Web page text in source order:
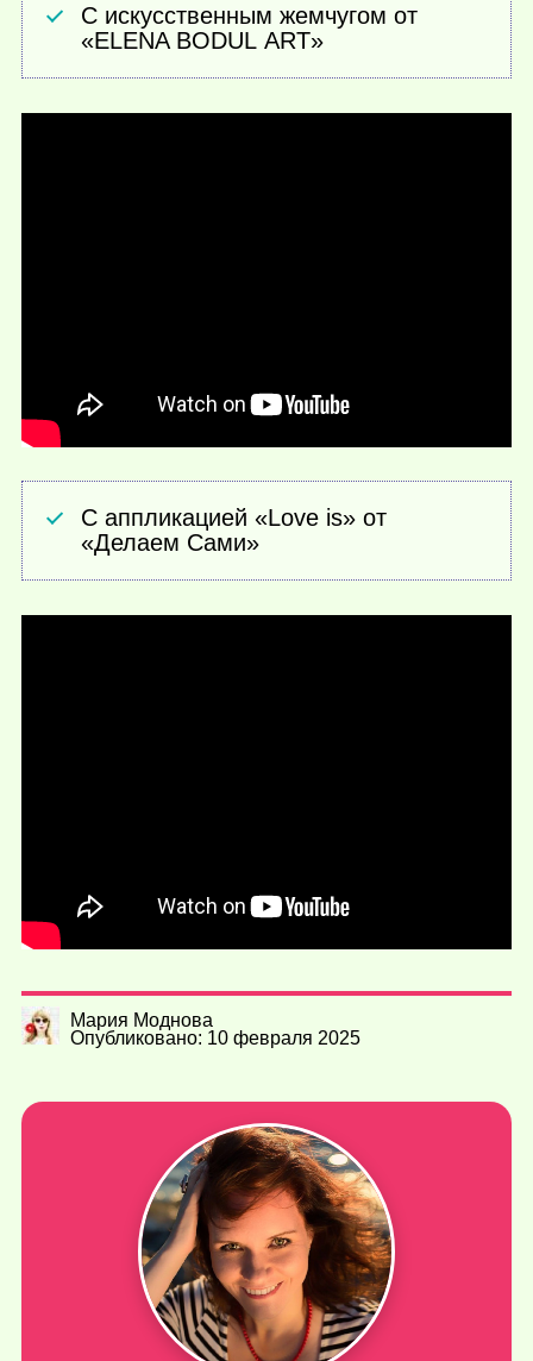
С искусственным жемчугом от
«ELENA BODUL ART»
С аппликацией «Love is» от
«Делаем Сами»
Мария Моднова
Опубликовано: 10 февраля 2025